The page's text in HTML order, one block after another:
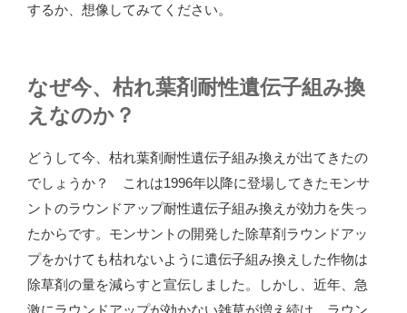
するか、想像してみてください。
なぜ今、枯れ葉剤耐性遺伝子組み換
えなのか？
どうして今、枯れ葉剤耐性遺伝子組み換えが出てきたの
でしょうか？ これは1996年以降に登場してきたモンサ
ントのラウンドアップ耐性遺伝子組み換えが効力を失っ
たからです。モンサントの開発した除草剤ラウンドアッ
プをかけても枯れないように遺伝子組み換えした作物は
除草剤の量を減らすと宣伝しました。しかし、近年、急